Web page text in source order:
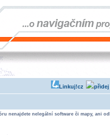
Linkuj!cz
nenajdete nelegální software či mapy, ani